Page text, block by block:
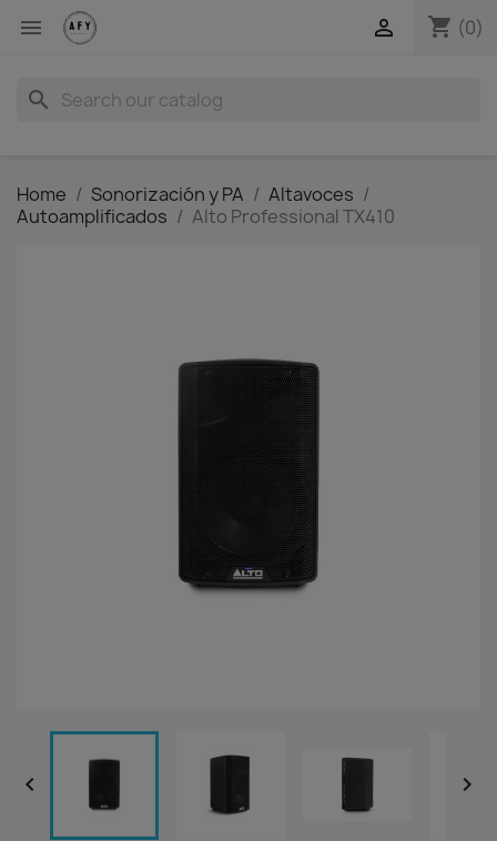
 shopping_cart (0)

search
Home Sonorización y PA
Altavoces
Autoamplificados
Alto Professional TX410
 